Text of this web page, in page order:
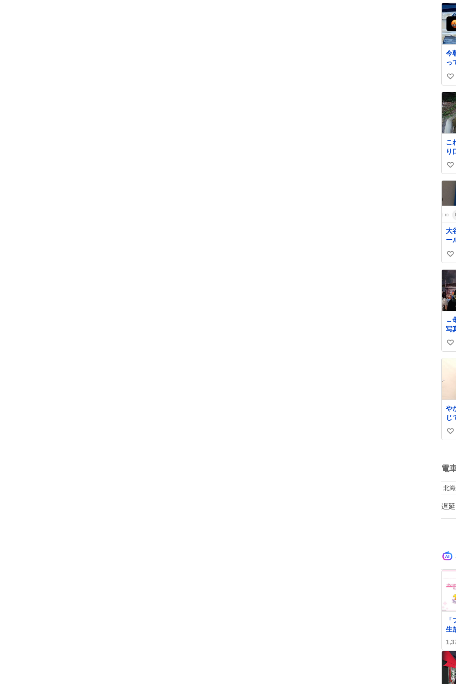
今
っ
に
離
ー
て
い
そ
単
火
か
い
い
い
ね
数
こ
り
信
い
い
大
ー
い
い
ね
数
←
い
い
や
じ
い
数
電
北
遅
生
ボ